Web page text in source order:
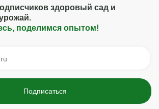
здоровый сад и
поделимся опытом!